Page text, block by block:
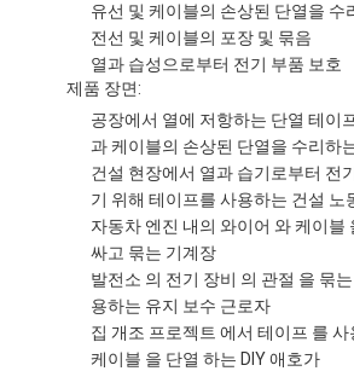
유선 및 케이블의 손상된 단열을 수
전선 및 케이블의 포장 및 묶음
열과 습성으로부터 전기 부품 보호
제품 장면:
공장에서 열에 저항하는 단열 테이
과 케이블의 손상된 단열을 수리하
건설 현장에서 열과 습기로부터 전
기 위해 테이프를 사용하는 건설 노
자동차 엔진 내의 와이어 와 케이블
싸고 묶는 기계장
발전소 의 전기 장비 의 관절 을 묶
용하는 유지 보수 근로자
집 개조 프로젝트 에서 테이프 를
케이블 을 단열 하는 DIY 애호가